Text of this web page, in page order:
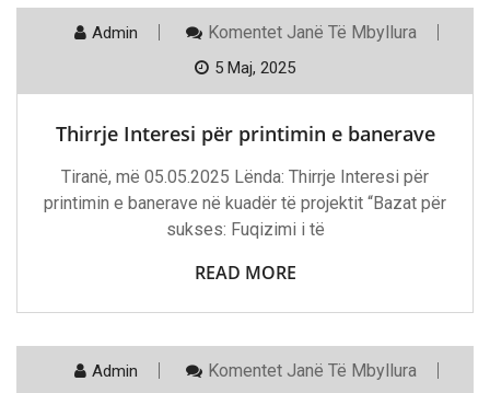
Admin Komentet Te
Interesi
Printimin
Banerave
Janë Të Mbyllura
5 Maj, 2025
Thirrje Interesi për printimin e banerave
Tiranë, më 05.05.2025 Lënda: Thirrje Interesi për
printimin e banerave në kuadër të projektit “Bazat për
sukses: Fuqizimi i të
READ MORE
Admin Komentet Te
Janë Të Mbyllura